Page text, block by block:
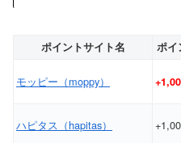
ポイントサイト名 ポイ
モッピー（moppy）
ハピタス（hapitas）